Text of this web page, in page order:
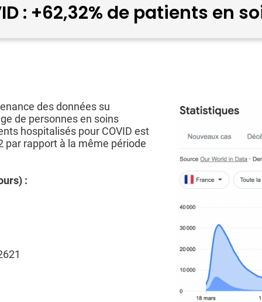
: +62,32% de patients en
des données su
de personnes en soins
hospitalisés pour COVID est
par rapport à la même période
: